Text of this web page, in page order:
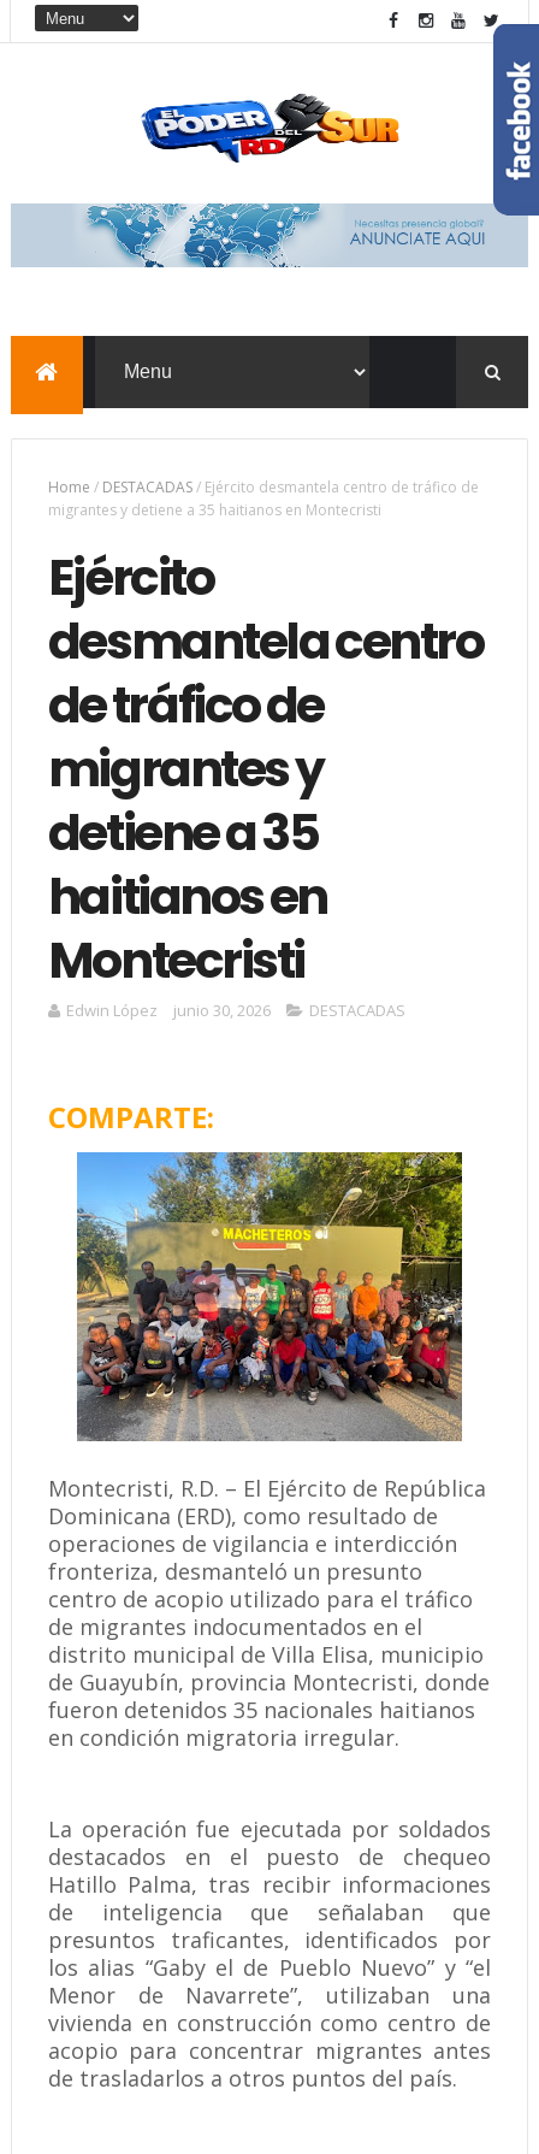
Home / DESTACADAS/ Ejército desmantela centro de tráfico de
migrantes y detiene a 35 haitianos en Montecristi
Ejército
desmantela centro
de tráfico de
migrantes y
detiene a 35
haitianos en
Montecristi
Edwin López junio 30, 2026 DESTACADAS
COMPARTE:
Montecristi, R.D. – El Ejército de República
Dominicana (ERD), como resultado de
operaciones de vigilancia e interdicción
fronteriza, desmanteló un presunto
centro de acopio utilizado para el tráfico
de migrantes indocumentados en el
distrito municipal de Villa Elisa, municipio
de Guayubín, provincia Montecristi, donde
fueron detenidos 35 nacionales haitianos
en condición migratoria irregular.
La operación fue ejecutada por soldados
destacados en el puesto de chequeo
Hatillo Palma, tras recibir informaciones
de inteligencia que señalaban que
presuntos traficantes, identificados por
los alias “Gaby el de Pueblo Nuevo” y “el
Menor de Navarrete”, utilizaban una
vivienda en construcción como centro de
acopio para concentrar migrantes antes
de trasladarlos a otros puntos del país.